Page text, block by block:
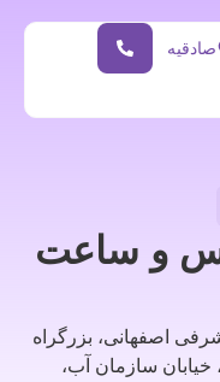
صادقیه
و ساعت
اصفهانی، بزرگراه
خیابان سازمان آب،